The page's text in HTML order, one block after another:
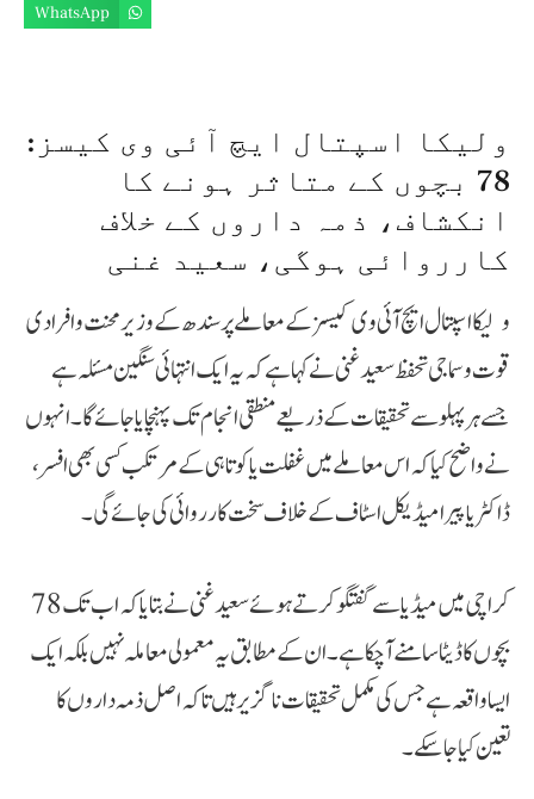
WhatsApp
ولیکا اسپتال ایچ آئی وی کیسز:
78 بچوں کے متاثر ہونے کا
انکشاف، ذمہ داروں کے خلاف
کارروائی ہوگی، سعید غنی
ولیکا اسپتال ایچ آئی وی کیسز کے معاملے پر سندھ کے وزیر محنت و افرادی
قوت و سماجی تحفظ سعید غنی نے کہا ہے کہ یہ ایک انتہائی سنگین مسئلہ ہے
جسے ہر پہلو سے تحقیقات کے ذریعے منطقی انجام تک پہنچایا جائے گا۔ انہوں
نے واضح کیا کہ اس معاملے میں غفلت یا کوتاہی کے مرتکب کسی بھی افسر،
ڈاکٹر یا پیرا میڈیکل اسٹاف کے خلاف سخت کارروائی کی جائے گی۔
کراچی میں میڈیا سے گفتگو کرتے ہوئے سعید غنی نے بتایا کہ اب تک 78
بچوں کا ڈیٹا سامنے آ چکا ہے۔ ان کے مطابق یہ معمولی معاملہ نہیں بلکہ ایک
ایسا واقعہ ہے جس کی مکمل تحقیقات ناگزیر ہیں تاکہ اصل ذمہ داروں کا
تعین کیا جا سکے۔